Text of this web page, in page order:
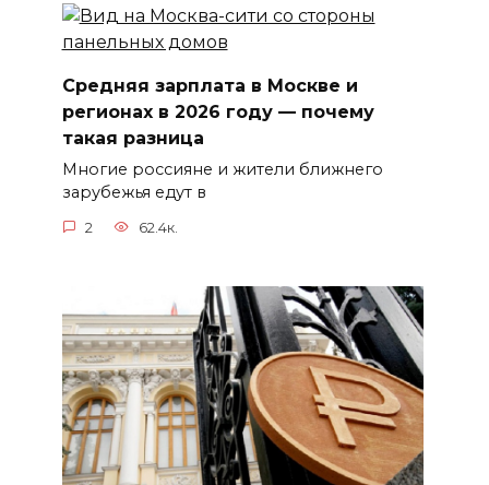
Средняя зарплата в Москве и
регионах в 2026 году — почему
такая разница
Многие россияне и жители ближнего
зарубежья едут в
2 62.4к.